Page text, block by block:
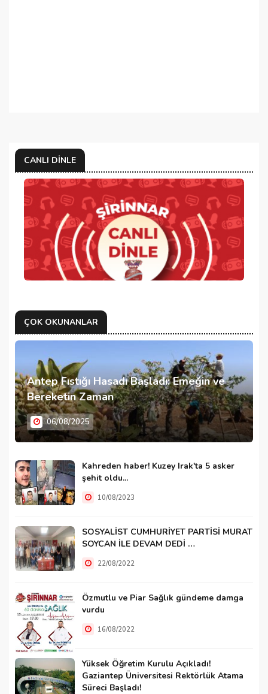
CANLI DINLE
ÇOK OKUNANLAR
Antep Fıstığı Hasadı Başladı: Emeğin ve
Bereketin Zaman
06/08/2025
Kahreden haber! Kuzey Irak'ta 5 asker
şehit oldu...
10/08/2023
SOSYALİST CUMHURİYET PARTİSİ MURAT
SOYCAN İLE DEVAM DEDİ …
22/08/2022
Özmutlu ve Piar Sağlık gündeme damga
vurdu
16/08/2022
Yüksek Öğretim Kurulu Açıkladı!
Gaziantep Üniversitesi Rektörlük Atama
Süreci Başladı!